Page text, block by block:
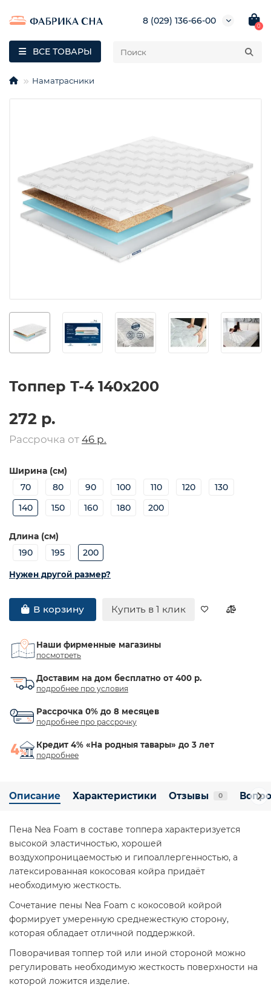
8 (029) 136-66-00
0
ВСЕ ТОВАРЫ
Наматрасники
Топпер Т-4 140х200
272 р.
Рассрочка от 46 р.
Ширина (см)
70
80 90 100 110 120
130
140
150 160 180 200
Длина (см)
190
195 200
Нужен другой размер?
В корзину Купить в 1 клик
Наши фирменные магазины
посмотреть
Доставим на дом бесплатно от 400 р.
подробнее про условия
Рассрочка 0% до 8 месяцев
подробнее про рассрочку
Кредит 4% «На родныя тавары» до 3 лет
подробнее
Описание Характеристики Отзывы 0
Пена Nea Foam в составе топпера характеризуется
высокой эластичностью, хорошей
воздухопроницаемостью и гипоаллергенностью, а
латексированная кокосовая койра придаёт
необходимую жесткость.
Сочетание пены Nea Foam с кокосовой койрой
формирует умеренную среднежесткую сторону,
которая обладает отличной поддержкой.
Поворачивая топпер той или иной стороной можно
регулировать необходимую жесткость поверхности на
которой ложится изделие.